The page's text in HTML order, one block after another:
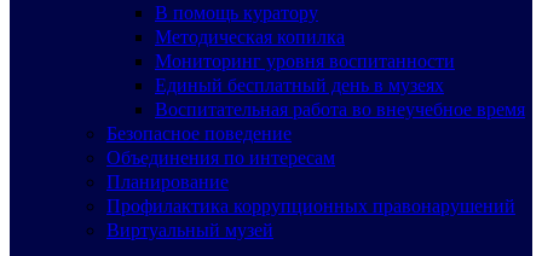
В помощь куратору
Методическая копилка
Мониторинг уровня воспитанности
Единый бесплатный день в музеях
Воспитательная работа во внеучебное время
Безопасное поведение
Объединения по интересам
Планирование
Профилактика коррупционных правонарушений
Виртуальный музей